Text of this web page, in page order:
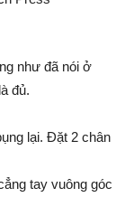
như đã nói ở
đủ.
lại. Đặt 2 chân
tay vuông góc